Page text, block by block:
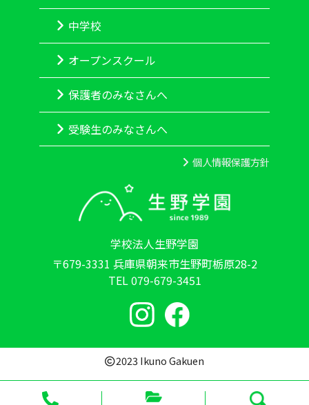
中学校
オープンスクール
保護者のみなさんへ
受験生のみなさんへ
個人情報保護方針
学校法人生野学園
〒679-3331 兵庫県朝来市生野町栃原28-2
TEL 079-679-3451
2023 Ikuno Gakuen